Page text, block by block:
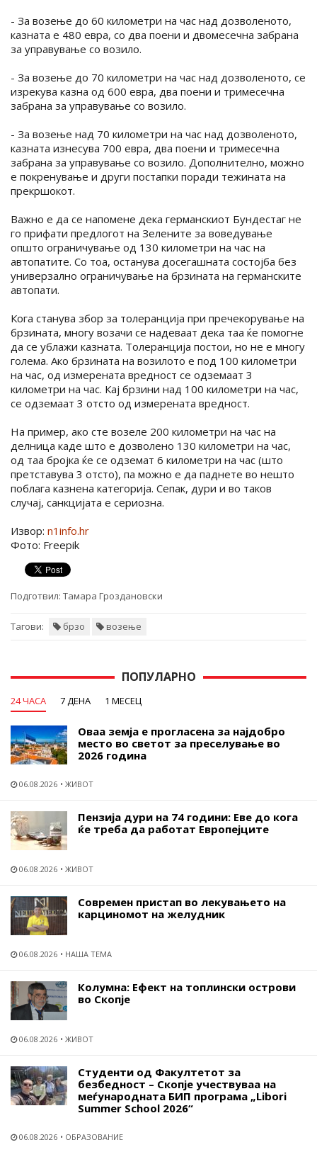
- За возење до 60 километри на час над дозволеното,
казната е 480 евра, со два поени и двомесечна забрана
за управување со возило.
- За возење до 70 километри на час над дозволеното, се
изрекува казна од 600 евра, два поени и тримесечна
забрана за управување со возило.
- За возење над 70 километри на час над дозволеното,
казната изнесува 700 евра, два поени и тримесечна
забрана за управување со возило. Дополнително, можно
е покренување и други постапки поради тежината на
прекршокот.
Важно е да се напомене дека германскиот Бундестаг не
го прифати предлогот на Зелените за воведување
општо ограничување од 130 километри на час на
автопатите. Со тоа, останува досегашната состојба без
универзално ограничување на брзината на германските
автопати.
Кога станува збор за толеранција при пречекорување на
брзината, многу возачи се надеваат дека таа ќе помогне
да се ублажи казната. Толеранција постои, но не е многу
голема. Ако брзината на возилото е под 100 километри
на час, од измерената вредност се одземаат 3
километри на час. Кај брзини над 100 километри на час,
се одземаат 3 отсто од измерената вредност.
На пример, ако сте возеле 200 километри на час на
делница каде што е дозволено 130 километри на час,
од таа бројка ќе се одземат 6 километри на час (што
претставува 3 отсто), па можно е да паднете во нешто
поблага казнена категорија. Сепак, дури и во таков
случај, санкцијата е сериозна.
Извор: n1info.hr
Фото: Freepik
Подготвил: Тамара Гроздановски
Тагови: брзо возење
ПОПУЛАРНО
24 ЧАСА 7 ДЕНА 1 МЕСЕЦ
Оваа земја е прогласена за најдобро
место во светот за преселување во
2026 година
06.08.2026 ЖИВОТ
Пензија дури на 74 години: Еве до кога
ќе треба да работат Европејците
06.08.2026 ЖИВОТ
Современ пристап во лекувањето на
карциномот на желудник
06.08.2026 НАША ТЕМА
Колумна: Ефект на топлински острови
во Скопје
06.08.2026 ЖИВОТ
Студенти од Факултетот за
безбедност – Скопје учествуваа на
меѓународната БИП програма „Libori
Summer School 2026“
06.08.2026 ОБРАЗОВАНИЕ